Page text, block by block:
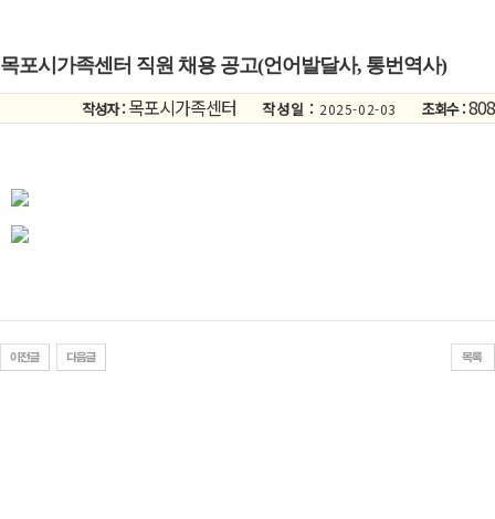
목포시가족센터 직원 채용 공고(언어발달사, 통번역사)
작성자 :목포시가족센터 작성일 : 2025-02-03 조회수 :808